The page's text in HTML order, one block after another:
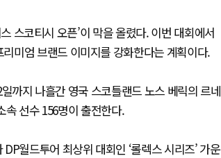
스코티시 오픈’이 막을 올렸다. 이번 대회에서
미엄 브랜드 이미지를 강화한다는 계획이다.
까지 나흘간 영국 스코틀랜드 노스 베릭의 르네
속 선수 156명이 출전한다.
월드투어 최상위 대회인 ‘롤렉스 시리즈’ 가운